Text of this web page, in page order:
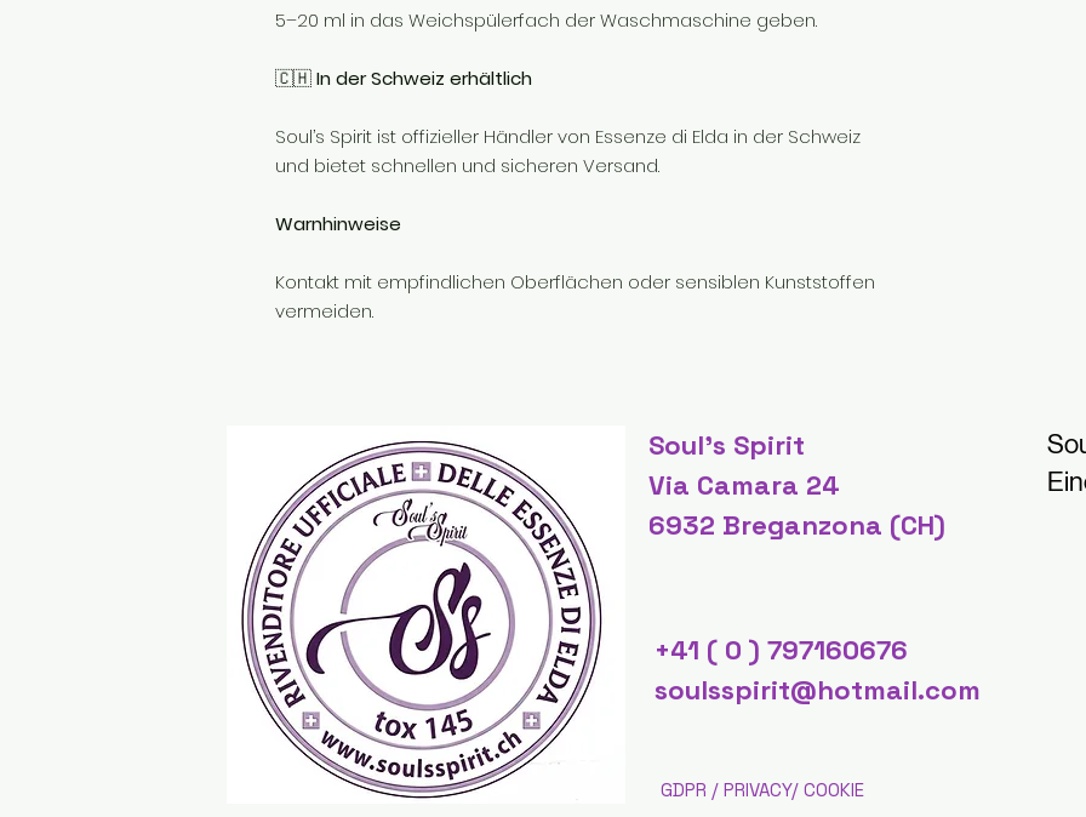
5–20 ml in das Weichspülerfach der Waschmaschine geben.
🇨🇭In der Schweiz erhältlich
Soul’s Spirit ist offizieller Händler von Essenze di Elda in der Schweiz
und bietet schnellen und sicheren Versand.
Warnhinweise
Kontakt mit empfindlichen Oberflächen oder sensiblen Kunststoffen
vermeiden.
Soul's Spirit
Via Camara 24
6932 Breganzona (CH)
+41 ( 0 ) 797160676
soulsspirit@hotmail.com
GDPR / PRIVACY/ COOKIE